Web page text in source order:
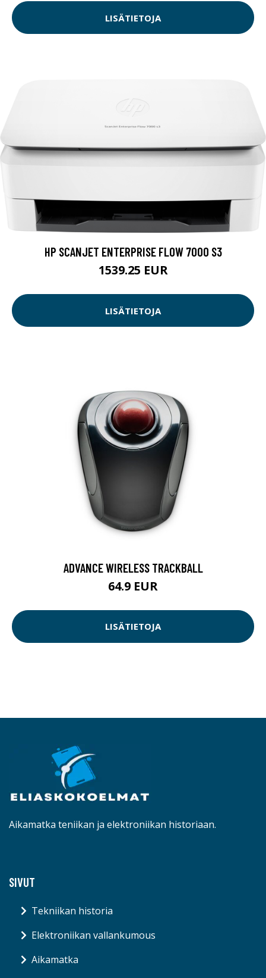
LISÄTIETOJA
HP SCANJET ENTERPRISE FLOW 7000 S3
1539.25 EUR
LISÄTIETOJA
ADVANCE WIRELESS TRACKBALL
64.9 EUR
LISÄTIETOJA
Aikamatka teniikan ja elektroniikan historiaan.
SIVUT
Tekniikan historia
Elektroniikan vallankumous
Aikamatka